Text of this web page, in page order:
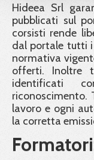
Hideea Srl
pubblicati sul
corsisti rende
dal portale tutti
normativa
offerti. Inoltre
identificati
riconoscimento.
lavoro e ogni
la corretta